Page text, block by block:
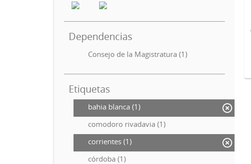
Dependencias
Consejo de la Magistratura (1)
Etiquetas
bahia blanca (1)
comodoro rivadavia (1)
corrientes (1)
córdoba (1)